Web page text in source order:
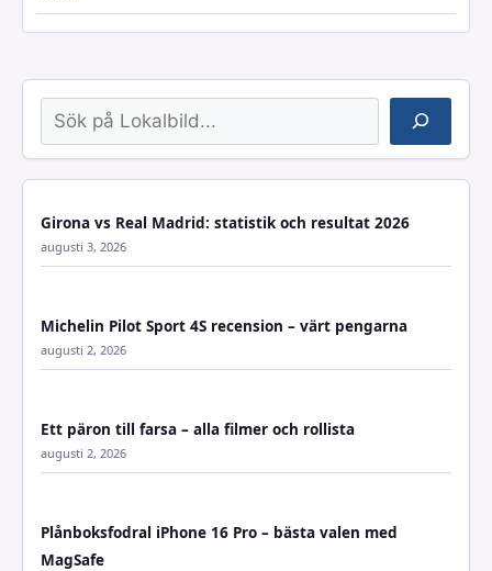
Sök
Girona vs Real Madrid: statistik och resultat 2026
augusti 3, 2026
Michelin Pilot Sport 4S recension – värt pengarna
augusti 2, 2026
Ett päron till farsa – alla filmer och rollista
augusti 2, 2026
Plånboksfodral iPhone 16 Pro – bästa valen med
MagSafe